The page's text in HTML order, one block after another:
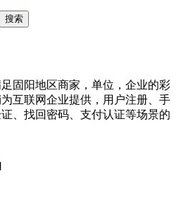
搜索
固阳地区商家，单位，企业的彩
互联网企业提供，用户注册、手
、找回密码、支付认证等场景的